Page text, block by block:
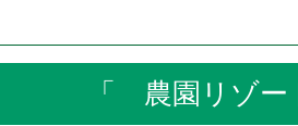
農園リゾート